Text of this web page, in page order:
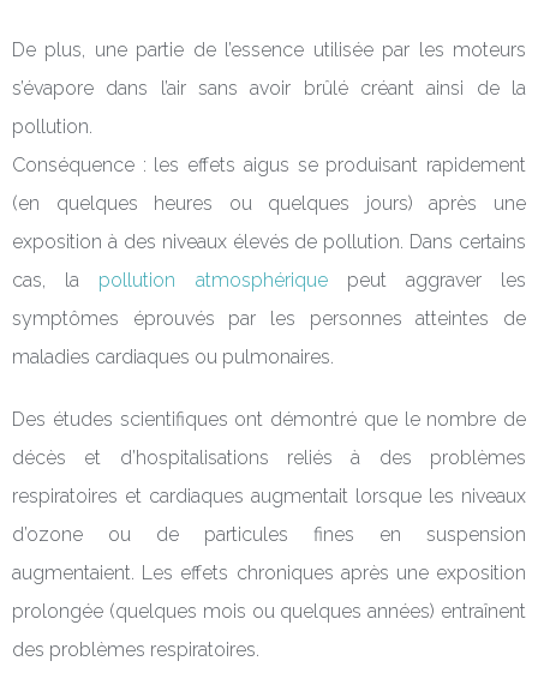
De plus, une partie de l’essence utilisée par les moteurs
s’évapore dans l’air sans avoir brûlé créant ainsi de la
pollution.
Conséquence : les effets aigus se produisant rapidement
(en quelques heures ou quelques jours) après une
exposition à des niveaux élevés de pollution. Dans certains
cas, la pollution atmosphériquepeut aggraver les
symptômes éprouvés par les personnes atteintes de
maladies cardiaques ou pulmonaires.
Des études scientifiques ont démontré que le nombre de
décès et d’hospitalisations reliés à des problèmes
respiratoires et cardiaques augmentait lorsque les niveaux
d’ozone ou de particules fines en suspension
augmentaient. Les effets chroniques après une exposition
prolongée (quelques mois ou quelques années) entraînent
des problèmes respiratoires.